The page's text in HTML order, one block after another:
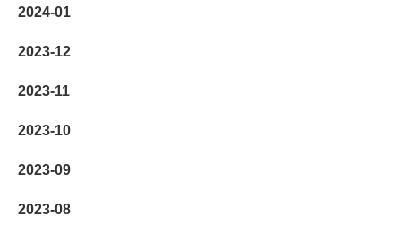
2024-01
2023-12
2023-11
2023-10
2023-09
2023-08